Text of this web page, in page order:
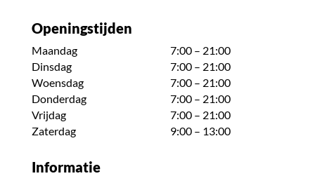
Openingstijden
Maandag
7:00 – 21:00
Dinsdag
7:00 – 21:00
Woensdag
7:00 – 21:00
Donderdag
7:00 – 21:00
Vrijdag
7:00 – 21:00
Zaterdag
9:00 – 13:00
Informatie